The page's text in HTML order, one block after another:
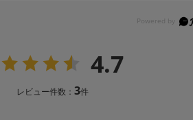
4.7
レビュー件数： 3件